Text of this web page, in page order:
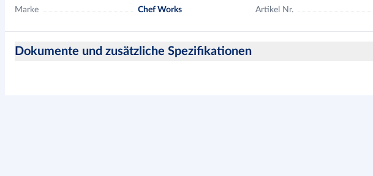
Marke Chef Works Artikel Nr.
Dokumente und zusätzliche Spezifikationen